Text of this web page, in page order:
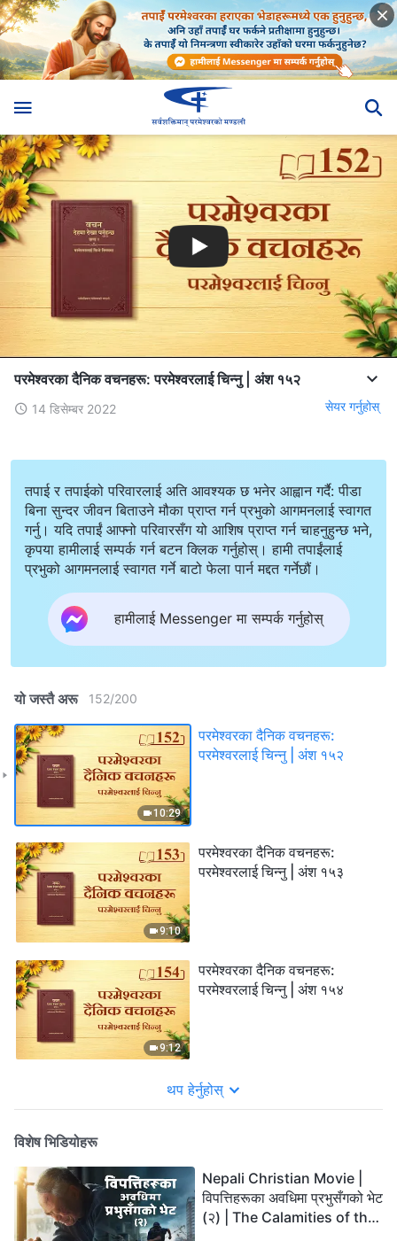
परमेश्‍वरका दैनिक वचनहरू: परमेश्‍वरलाई चिन्‍नु | अंश १५२
14 डिसेम्बर 2022 सेयर गर्नुहोस्
तपाई र तपाईको परिवारलाई अति आवश्यक छ भनेर आह्वान गर्दै: पीडा
बिना सुन्दर जीवन बिताउने मौका प्राप्त गर्न प्रभुको आगमनलाई स्वागत
गर्नु। यदि तपाईं आफ्नो परिवारसँग यो आशिष प्राप्त गर्न चाहनुहुन्छ भने,
कृपया हामीलाई सम्पर्क गर्न बटन क्लिक गर्नुहोस्। हामी तपाईंलाई
प्रभुको आगमनलाई स्वागत गर्ने बाटो फेला पार्न मद्दत गर्नेछौं।
हामीलाई Messenger मा सम्पर्क गर्नुहोस्
यो जस्तै अरू 152/200
10:29
परमेश्‍वरका दैनिक वचनहरू:
परमेश्‍वरलाई चिन्‍नु | अंश १५२
9:10
परमेश्‍वरका दैनिक वचनहरू:
परमेश्‍वरलाई चिन्‍नु | अंश १५३
9:12
परमेश्‍वरका दैनिक वचनहरू:
परमेश्‍वरलाई चिन्‍नु | अंश १५४
थप हेर्नुहोस्
विशेष भिडियोहरू
Nepali Christian Movie |
विपत्तिहरूका अवधिमा प्रभुसँगको भेट
(२) | The Calamities of the